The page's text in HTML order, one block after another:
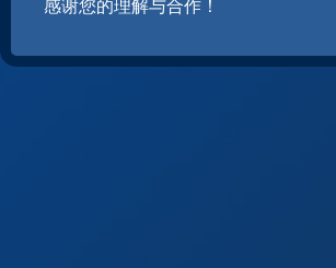
感谢您的理解与合作！